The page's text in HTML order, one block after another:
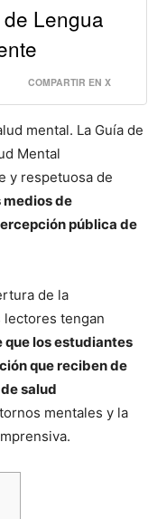
Lengua
COMPARTIR EN X
mental. La Guía de
Mental
y respetuosa de
medios de
pública de
de la
tengan
que los estudiantes
que reciben de
salud
mentales y la